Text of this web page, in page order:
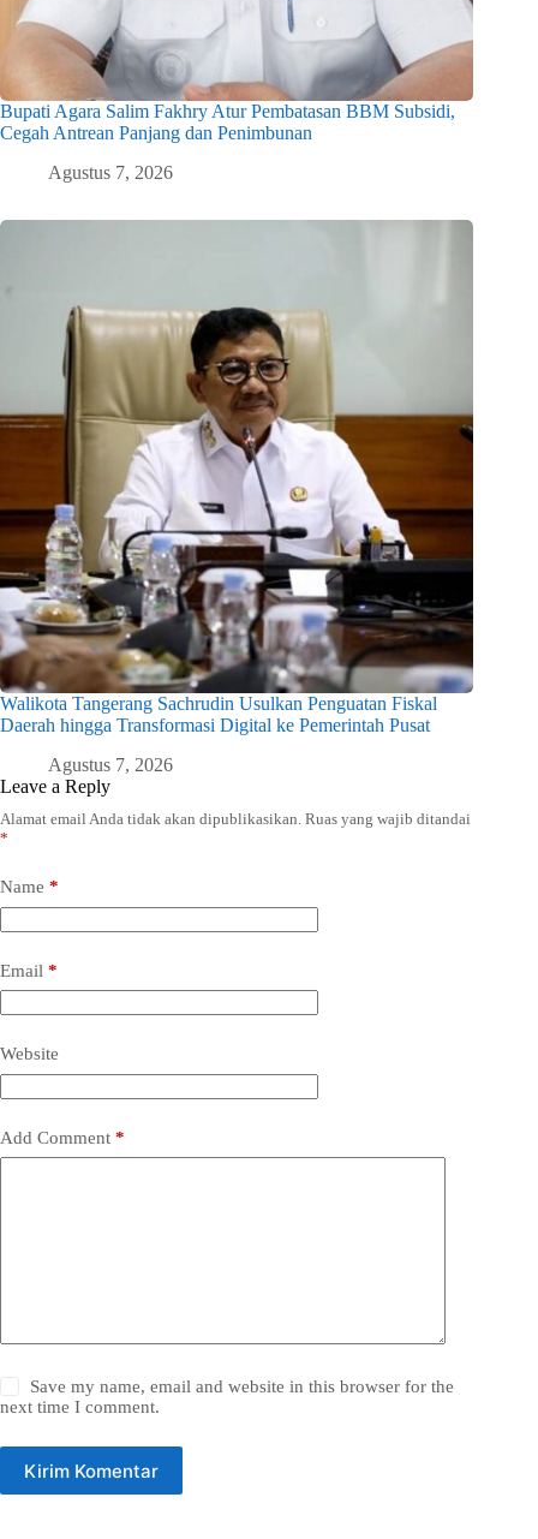
Bupati Agara Salim Fakhry Atur Pembatasan BBM Subsidi,
Cegah Antrean Panjang dan Penimbunan
Agustus 7, 2026
Walikota Tangerang Sachrudin Usulkan Penguatan Fiskal
Daerah hingga Transformasi Digital ke Pemerintah Pusat
Agustus 7, 2026
Leave a Reply
Alamat email Anda tidak akan dipublikasikan. Ruas yang wajib ditandai
*
Name *
Email *
Website
Add Comment *
Save my name, email and website in this browser for the
next time I comment.
Kirim Komentar